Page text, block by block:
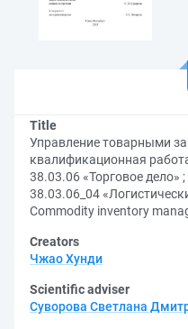
Title
Управление товарными
квалификационная
38.03.06 «Торговое дело»
38.03.06_04
Commodity inventory
Creators
Чжао Хунди
Scientific adviser
Суворова Светлана